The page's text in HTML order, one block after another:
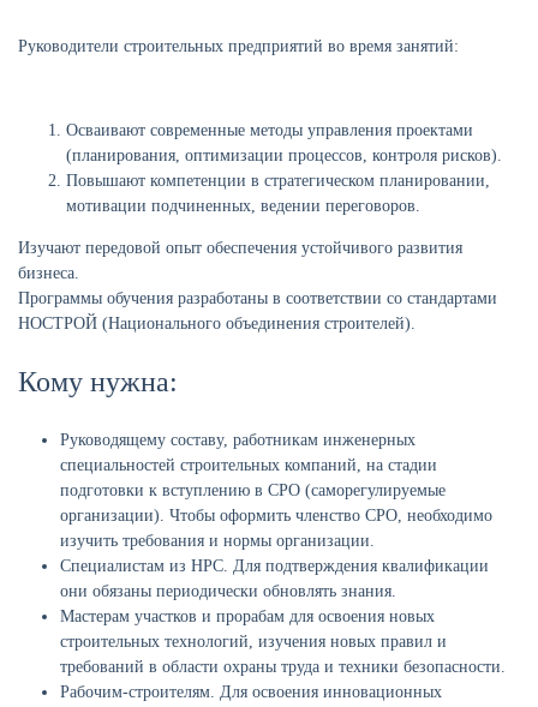
Руководители строительных предприятий во время занятий:
Осваивают современные методы управления проектами
(планирования, оптимизации процессов, контроля рисков).
Повышают компетенции в стратегическом планировании,
мотивации подчиненных, ведении переговоров.
Изучают передовой опыт обеспечения устойчивого развития
бизнеса.
Программы обучения разработаны в соответствии со стандартами
НОСТРОЙ (Национального объединения строителей).
Кому нужна:
Руководящему составу, работникам инженерных
специальностей строительных компаний, на стадии
подготовки к вступлению в СРО (саморегулируемые
организации). Чтобы оформить членство СРО, необходимо
изучить требования и нормы организации.
Специалистам из НРС. Для подтверждения квалификации
они обязаны периодически обновлять знания.
Мастерам участков и прорабам для освоения новых
строительных технологий, изучения новых правил и
требований в области охраны труда и техники безопасности.
Рабочим-строителям. Для освоения инновационных